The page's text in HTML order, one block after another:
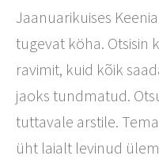
Jaanuarikuises
tugevat köha. Otsisin
ravimit, kuid kõik
jaoks tundmatud.
tuttavale arstile.
üht laialt levinud